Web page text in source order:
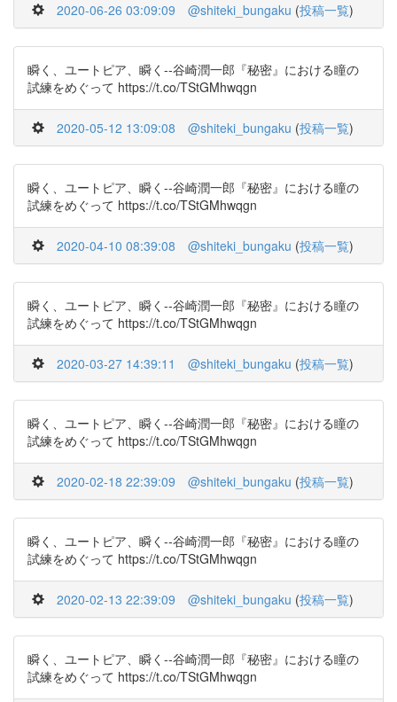
2020-06-26 03:09:09 @shiteki_bungaku (投稿一覧)
瞬く、ユートピア、瞬く--谷崎潤一郎『秘密』における瞳の
試練をめぐって https://t.co/TStGMhwqgn
2020-05-12 13:09:08 @shiteki_bungaku (投稿一覧)
瞬く、ユートピア、瞬く--谷崎潤一郎『秘密』における瞳の
試練をめぐって https://t.co/TStGMhwqgn
2020-04-10 08:39:08 @shiteki_bungaku (投稿一覧)
瞬く、ユートピア、瞬く--谷崎潤一郎『秘密』における瞳の
試練をめぐって https://t.co/TStGMhwqgn
2020-03-27 14:39:11 @shiteki_bungaku (投稿一覧)
瞬く、ユートピア、瞬く--谷崎潤一郎『秘密』における瞳の
試練をめぐって https://t.co/TStGMhwqgn
2020-02-18 22:39:09 @shiteki_bungaku (投稿一覧)
瞬く、ユートピア、瞬く--谷崎潤一郎『秘密』における瞳の
試練をめぐって https://t.co/TStGMhwqgn
2020-02-13 22:39:09 @shiteki_bungaku (投稿一覧)
瞬く、ユートピア、瞬く--谷崎潤一郎『秘密』における瞳の
試練をめぐって https://t.co/TStGMhwqgn